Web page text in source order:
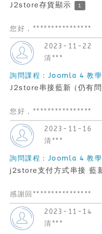
J2store存貨顯示 1
您好，****************
2023-11-22
清***
詢問課程：Joomla 4 教
J2store串接藍新 (仍有
您好，****************
2023-11-16
清***
詢問課程：Joomla 4 教
j2store支付方式串接 藍
感謝回****************
2023-11-14
清***